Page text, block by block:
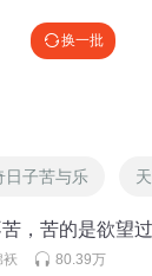
换一批
日子苦与乐
，苦的是欲望
袄 80.39万